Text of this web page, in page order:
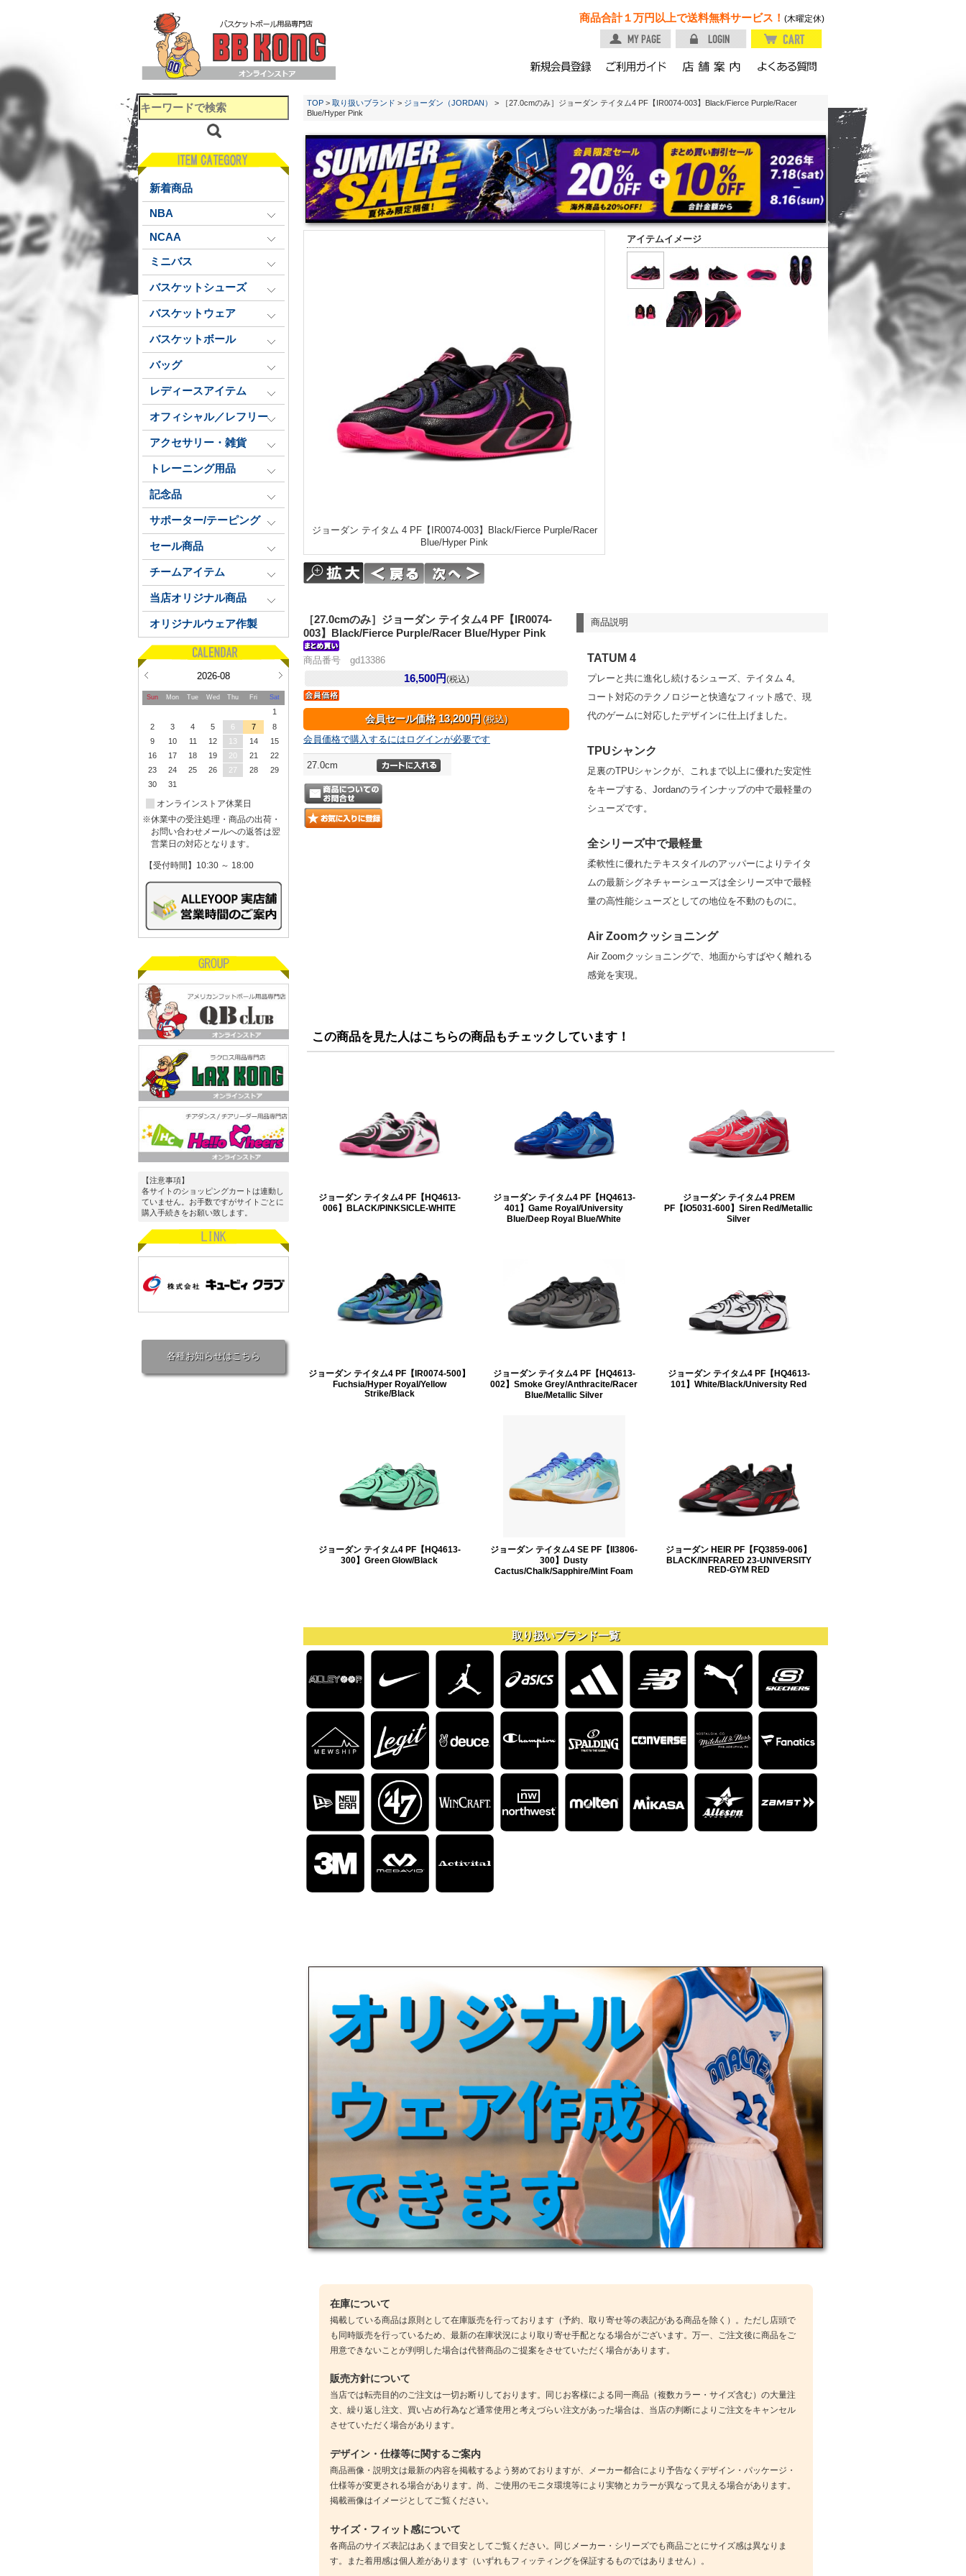
商品合計１万円以上で送料無料サービス！ (木曜定休)
新着商品
NBA
NCAA
ミニバス
バスケットシューズ
バスケットウェア
バスケットボール
バッグ
レディースアイテム
オフィシャル／レフリー
アクセサリー・雑貨
トレーニング用品
記念品
サポーター/テーピング
セール商品
チームアイテム
当店オリジナル商品
オリジナルウェア作製
2026-08
Sun Mon Tue Wed Thu Fri Sat
1
2
3 4 5 6 7
8
9
10 11 12 13 14
15
16
17 18 19 20 21
22
23
24 25 26 27 28
29
30
31
オンラインストア休業日
※休業中の受注処理・商品の出荷・
お問い合わせメールへの返答は翌
営業日の対応となります。
【受付時間】10:30 ～ 18:00
【注意事項】
各サイトのショッピングカートは連動し
ていません。お手数ですがサイトごとに
購入手続きをお願い致します。
各種お知らせはこちら
TOP > 取り扱いブランド > ジョーダン（JORDAN）
> ［27.0cmのみ］ジョーダン テイタム4 PF【IR0074-003】Black/Fierce Purple/Racer
Blue/Hyper Pink
アイテムイメージ
ジョーダン テイタム 4 PF【IR0074-003】Black/Fierce Purple/Racer
Blue/Hyper Pink
商品説明
TATUM 4
プレーと共に進化し続けるシューズ、テイタム 4。
コート対応のテクノロジーと快適なフィット感で、現
代のゲームに対応したデザインに仕上げました。
TPUシャンク
足裏のTPUシャンクが、これまで以上に優れた安定性
をキープする、Jordanのラインナップの中で最軽量の
シューズです。
全シリーズ中で最軽量
柔軟性に優れたテキスタイルのアッパーによりテイタ
ムの最新シグネチャーシューズは全シリーズ中で最軽
量の高性能シューズとしての地位を不動のものに。
Air Zoomクッショニング
Air Zoomクッショニングで、地面からすばやく離れる
感覚を実現。
［27.0cmのみ］ジョーダン テイタム4 PF【IR0074-
003】Black/Fierce Purple/Racer Blue/Hyper Pink
商品番号 gd13386
16,500円(税込)
会員セール価格 13,200円 (税込)
会員価格で購入するにはログインが必要です
27.0cm
この商品を見た人はこちらの商品もチェックしています！
ジョーダン テイタム4 PF【HQ4613-
006】BLACK/PINKSICLE-WHITE
ジョーダン テイタム4 PF【HQ4613-
401】Game Royal/University
Blue/Deep Royal Blue/White
ジョーダン テイタム4 PREM
PF【IO5031-600】Siren Red/Metallic
Silver
ジョーダン テイタム4 PF【IR0074-500】
Fuchsia/Hyper Royal/Yellow
Strike/Black
ジョーダン テイタム4 PF【HQ4613-
002】Smoke Grey/Anthracite/Racer
Blue/Metallic Silver
ジョーダン テイタム4 PF【HQ4613-
101】White/Black/University Red
ジョーダン テイタム4 PF【HQ4613-
300】Green Glow/Black
ジョーダン テイタム4 SE PF【II3806-
300】Dusty
Cactus/Chalk/Sapphire/Mint Foam
ジョーダン HEIR PF【FQ3859-006】
BLACK/INFRARED 23-UNIVERSITY
RED-GYM RED
取り扱いブランド一覧
在庫について
掲載している商品は原則として在庫販売を行っております（予約、取り寄せ等の表記がある商品を除く）。ただし店頭で
も同時販売を行っているため、最新の在庫状況により取り寄せ手配となる場合がございます。万一、ご注文後に商品をご
用意できないことが判明した場合は代替商品のご提案をさせていただく場合があります。
販売方針について
当店では転売目的のご注文は一切お断りしております。同じお客様による同一商品（複数カラー・サイズ含む）の大量注
文、繰り返し注文、買い占め行為など通常使用と考えづらい注文があった場合は、当店の判断によりご注文をキャンセル
させていただく場合があります。
デザイン・仕様等に関するご案内
商品画像・説明文は最新の内容を掲載するよう努めておりますが、メーカー都合により予告なくデザイン・パッケージ・
仕様等が変更される場合があります。尚、ご使用のモニタ環境等により実物とカラーが異なって見える場合があります。
掲載画像はイメージとしてご覧ください。
サイズ・フィット感について
各商品のサイズ表記はあくまで目安としてご覧ください。同じメーカー・シリーズでも商品ごとにサイズ感は異なりま
す。また着用感は個人差があります（いずれもフィッティングを保証するものではありません）。